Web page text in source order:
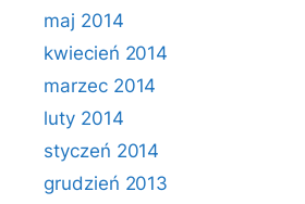
maj 2014
kwiecień 2014
marzec 2014
luty 2014
styczeń 2014
grudzień 2013